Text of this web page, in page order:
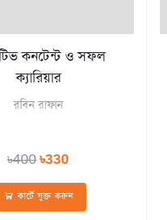
কনটেন্ট ও সফল
ক্যারিয়ার
রবিন রাফান
৳400৳330
কার্টে যুক্ত করুন